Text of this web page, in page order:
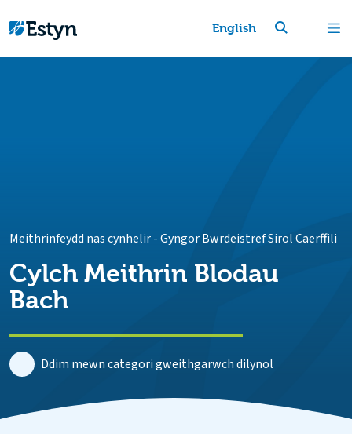
English
Meithrinfeydd nas cynhelir-Gyngor Bwrdeistref Sirol Caerffili
Cylch Meithrin Blodau
Bach
Ddim mewn categori gweithgarwch dilynol